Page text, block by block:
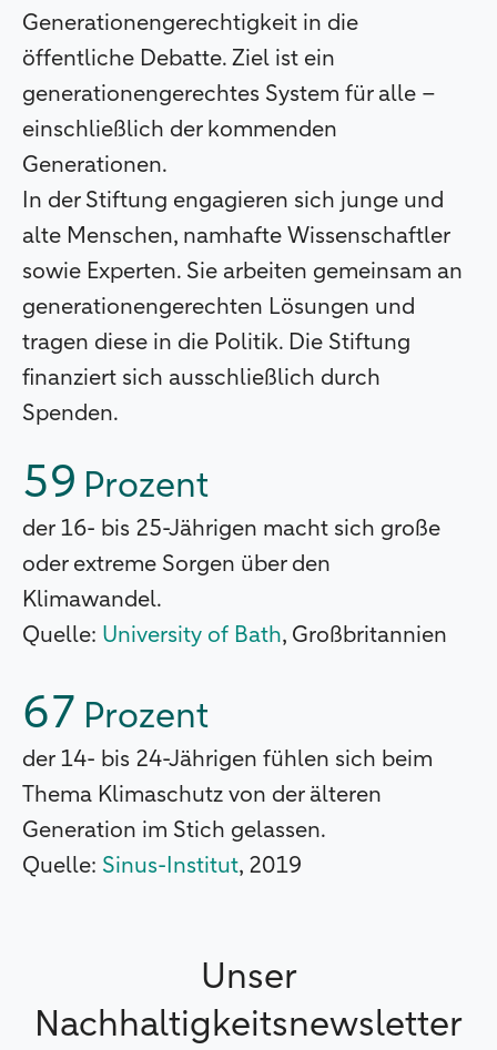
Generationengerechtigkeit in die
öffentliche Debatte. Ziel ist ein
generationengerechtes System für alle –
einschließlich der kommenden
Generationen.
In der Stiftung engagieren sich junge und
alte Menschen, namhafte Wissenschaftler
sowie Experten. Sie arbeiten gemeinsam an
generationengerechten Lösungen und
tragen diese in die Politik. Die Stiftung
finanziert sich ausschließlich durch
Spenden.
59 Prozent
der 16- bis 25-Jährigen macht sich große
oder extreme Sorgen über den
Klimawandel.
Quelle: University of Bath, Großbritannien
67 Prozent
der 14- bis 24-Jährigen fühlen sich beim
Thema Klimaschutz von der älteren
Generation im Stich gelassen.
Quelle: Sinus-Institut, 2019
Unser
Nachhaltigkeitsnewsletter